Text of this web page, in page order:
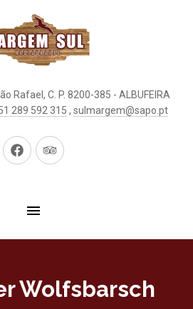
Rafael, C. P. 8200-385 - ALBUFEIRA
289 592 315 , sulmargem@sapo.pt
Neues Neues
Wolfsbarsch